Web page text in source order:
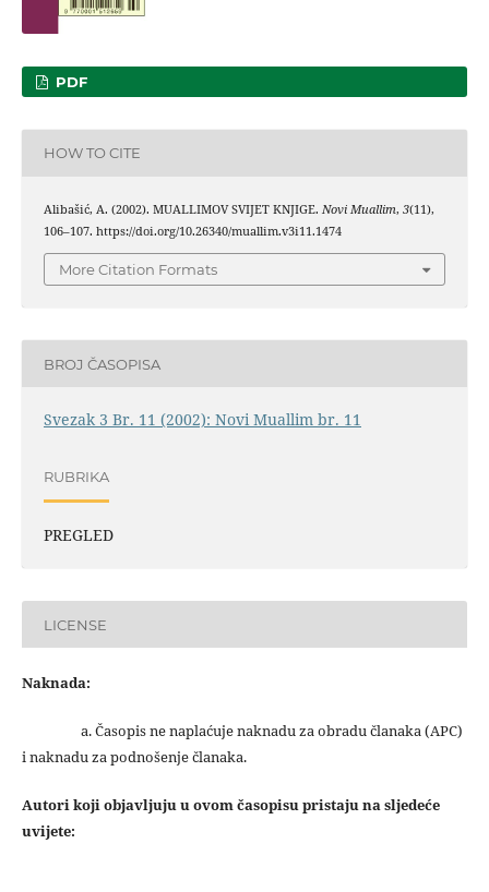
PDF
HOW TO CITE
Alibašić, A. (2002). MUALLIMOV SVIJET KNJIGE. Novi Muallim, 3(11),
106–107. https://doi.org/10.26340/muallim.v3i11.1474
More Citation Formats
BROJ ČASOPISA
Svezak 3 Br. 11 (2002): Novi Muallim br. 11
RUBRIKA
PREGLED
LICENSE
Naknada:
a. Časopis ne naplaćuje naknadu za obradu članaka (APC)
i naknadu za podnošenje članaka.
Autori koji objavljuju u ovom časopisu pristaju na sljedeće
uvijete: